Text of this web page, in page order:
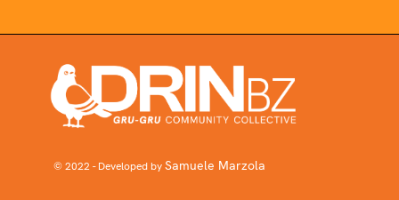
© 2022 - Developed bySamuele Marzola